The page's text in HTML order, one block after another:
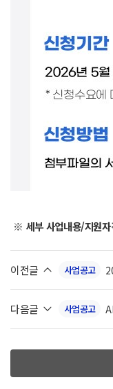
※ 세부 사업내용/지원자
이전글 사업공고
다음글 사업공고